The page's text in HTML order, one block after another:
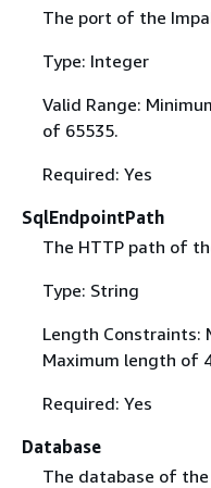
The port of the
Type: Integer
Valid Range:
of 65535.
Required: Yes
SqlEndpointPath
The HTTP path of
Type: String
Length Constraints:
Maximum length of
Required: Yes
Database
The database of